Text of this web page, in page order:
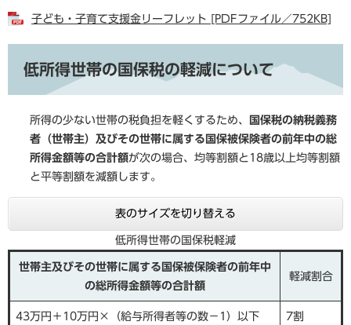
子ども・子育て支援金リーフレット [PDFファイル／752KB]
低所得世帯の国保税の軽減について
所得の少ない世帯の税負担を軽くするため、
国保税の納税義務
者（世帯主）及びその世帯に属する国保被保険者の前年中の総
所得金額等の合計額が次の場合、均等割額と18歳以上均等割額
と平等割額を減額します。
表のサイズを切り替える
低所得世帯の国保税軽減
世帯主及びその世帯に属する国保被保険者の前年中
の総所得金額等の合計額
軽減割合
43万円＋10万円×（給与所得者等の数－1）以下 7割